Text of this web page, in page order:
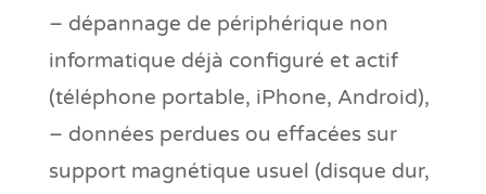
– dépannage de périphérique non
informatique déjà configuré et actif
(téléphone portable, iPhone, Android),
– données perdues ou effacées sur
support magnétique usuel (disque dur,